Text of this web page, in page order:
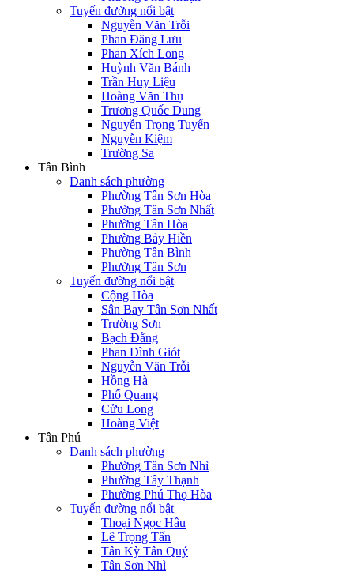
Tuyến đường nổi bật
Nguyễn Văn Trỗi
Phan Đăng Lưu
Phan Xích Long
Huỳnh Văn Bánh
Trần Huy Liệu
Hoàng Văn Thụ
Trương Quốc Dung
Nguyễn Trọng Tuyển
Nguyễn Kiệm
Trường Sa
Tân Bình
Danh sách phường
Phường Tân Sơn Hòa
Phường Tân Sơn Nhất
Phường Tân Hòa
Phường Bảy Hiền
Phường Tân Bình
Phường Tân Sơn
Tuyến đường nổi bật
Cộng Hòa
Sân Bay Tân Sơn Nhất
Trường Sơn
Bạch Đằng
Phan Đình Giót
Nguyễn Văn Trỗi
Hồng Hà
Phổ Quang
Cửu Long
Hoàng Việt
Tân Phú
Danh sách phường
Phường Tân Sơn Nhì
Phường Tây Thạnh
Phường Phú Thọ Hòa
Tuyến đường nổi bật
Thoại Ngọc Hầu
Lê Trọng Tấn
Tân Kỳ Tân Quý
Tân Sơn Nhì